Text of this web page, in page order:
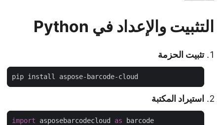
التثبيت والإعداد في Python
تثبيت الحزمة
استيراد المكتبة
import asposebarcodecloud as